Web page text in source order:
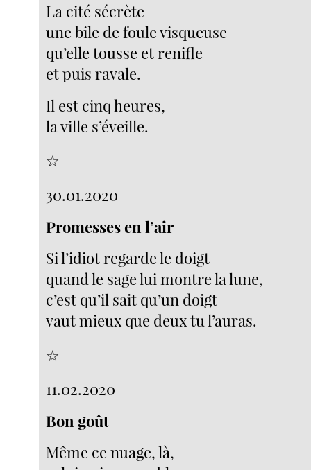
La cité sécrète
une bile de foule visqueuse
qu’elle tousse et renifle
et puis ravale.
Il est cinq heures,
la ville s’éveille.
☆
30.01.2020
Promesses en l’air
Si l’idiot regarde le doigt
quand le sage lui montre la lune,
c’est qu’il sait qu’un doigt
vaut mieux que deux tu l’auras.
☆
11.02.2020
Bon goût
Même ce nuage, là,